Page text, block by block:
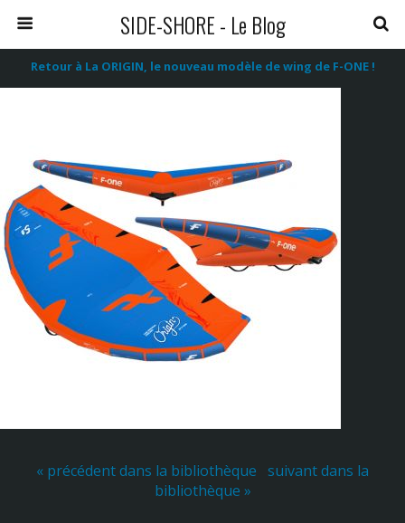
SIDE-SHORE - Le Blog
Retour à La ORIGIN, le nouveau modèle de wing de F-ONE !
« précédent dans la bibliothèque suivant dans la
bibliothèque »